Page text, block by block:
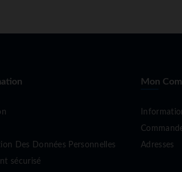
Des Données Personnelles
sécurisé
Mon
Adresses